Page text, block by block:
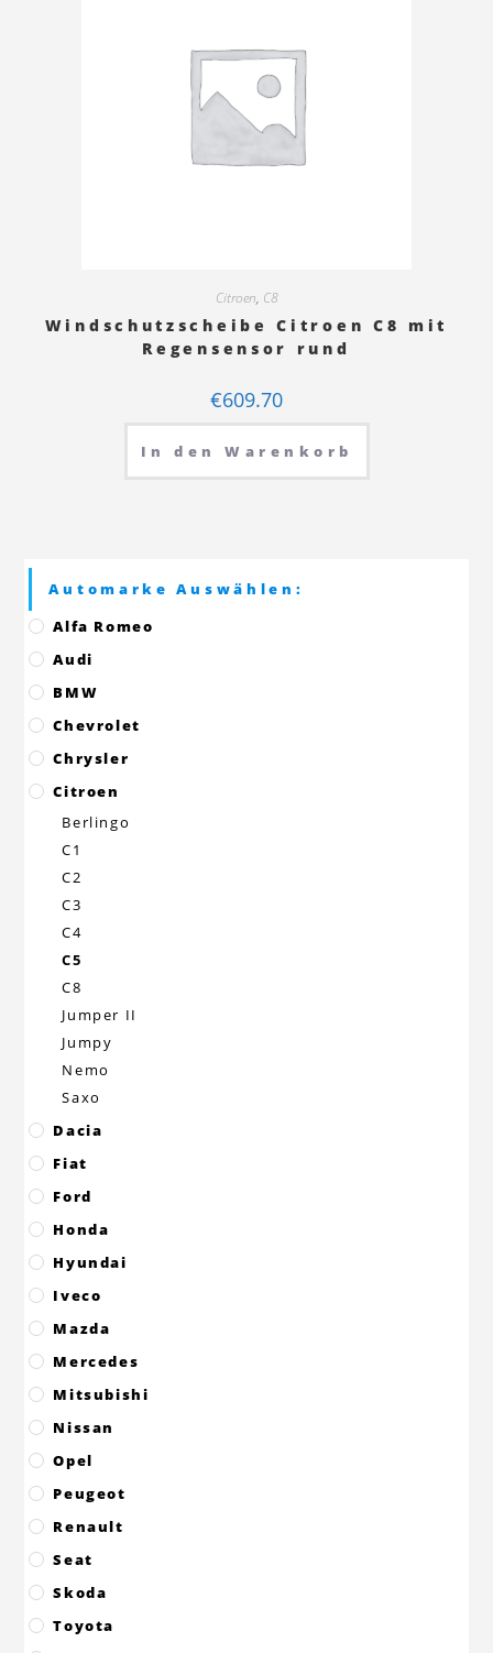
Citroen, C8
Windschutzscheibe Citroen C8 mit
Regensensor rund
€609.70
In den Warenkorb
Automarke Auswählen:
Alfa Romeo
Audi
BMW
Chevrolet
Chrysler
Citroen
Berlingo
C1
C2
C3
C4
C5
C8
Jumper II
Jumpy
Nemo
Saxo
Dacia
Fiat
Ford
Honda
Hyundai
Iveco
Mazda
Mercedes
Mitsubishi
Nissan
Opel
Peugeot
Renault
Seat
Skoda
Toyota